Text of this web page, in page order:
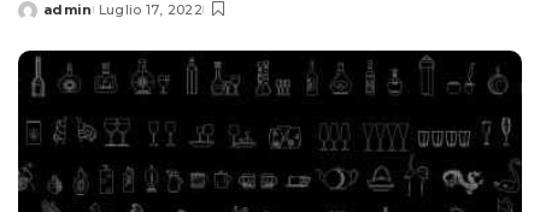
Posted
admin Luglio 17, 2022